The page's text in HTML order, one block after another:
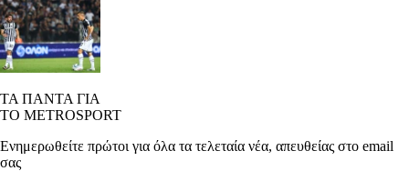
ΤΑ ΠΑΝΤΑ ΓΙΑ
ΤΟ METROSPORT
Ενημερωθείτε πρώτοι για όλα τα τελεταία νέα, απευθείας στο email
σας